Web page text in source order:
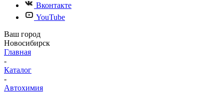
Вконтакте
YouTube
Ваш город
Новосибирск
Главная
-
Каталог
-
Автохимия